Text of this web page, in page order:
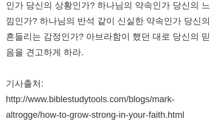
인가 당신의 상황인가? 하나님의 약속인가 당신의 느
낌인가? 하나님의 반석 같이 신실한 약속인가 당신의
흔들리는 감정인가? 아브라함이 했던 대로 당신의 믿
음을 견고하게 하라.
기사출처:
http://www.biblestudytools.com/blogs/mark-
altrogge/how-to-grow-strong-in-your-faith.html